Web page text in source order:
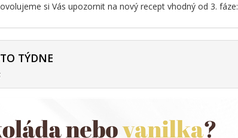
si Vás upozornit na nový recept vhodný od 3. fáze:
TÝDNE